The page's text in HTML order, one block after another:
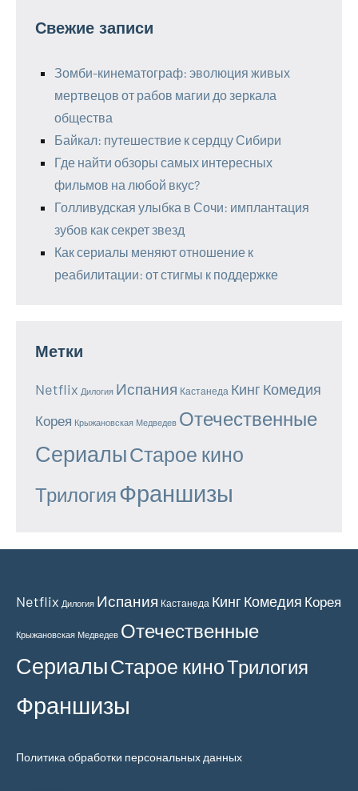
Свежие записи
Зомби-кинематограф: эволюция живых
мертвецов от рабов магии до зеркала
общества
Байкал: путешествие к сердцу Сибири
Где найти обзоры самых интересных
фильмов на любой вкус?
Голливудская улыбка в Сочи: имплантация
зубов как секрет звезд
Как сериалы меняют отношение к
реабилитации: от стигмы к поддержке
Метки
Netflix Дилогия Испания Кастанеда Кинг Комедия
Корея Крыжановская Медведев Отечественные
СериалыСтарое кино
ТрилогияФраншизы
Netflix Дилогия Испания Кастанеда Кинг Комедия Корея
Крыжановская Медведев Отечественные
СериалыСтарое киноТрилогия
Франшизы
Политика обработки персональных данных